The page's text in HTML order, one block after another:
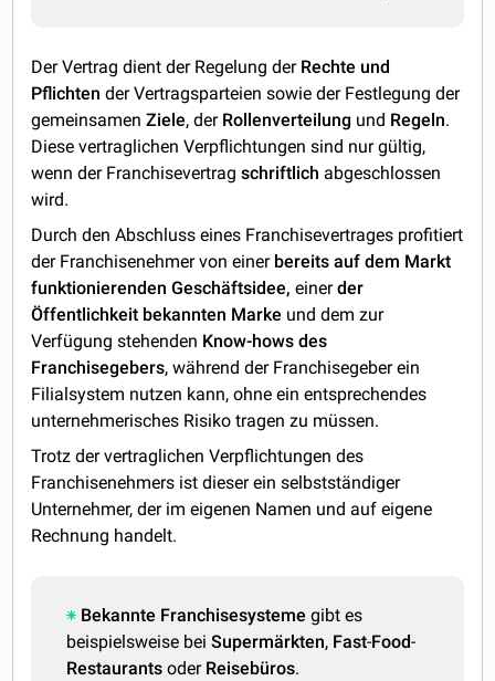
Der Vertrag dient der Regelung der Rechte und
Pflichten der Vertragsparteien sowie der Festlegung der
gemeinsamenZiele, der Rollenverteilung und Regeln.
Diese vertraglichen Verpflichtungen sind nur gültig,
wenn der Franchisevertragschriftlich abgeschlossen
wird.
Durch den Abschluss eines Franchisevertrages profitiert
der Franchisenehmer von einer bereits auf dem Markt
funktionierenden Geschäftsidee, einerder
Öffentlichkeit bekannten Marke und dem zur
Verfügung stehenden Know-hows des
Franchisegebers, während der Franchisegeber ein
Filialsystem nutzen kann, ohne ein entsprechendes
unternehmerisches Risiko tragen zu müssen.
Trotz der vertraglichen Verpflichtungen des
Franchisenehmers ist dieser ein selbstständiger
Unternehmer, der im eigenen Namen und auf eigene
Rechnung handelt.
Bekannte Franchisesysteme gibt es
beispielsweise beiSupermärkten, Fast-Food-
Restaurants oder Reisebüros.